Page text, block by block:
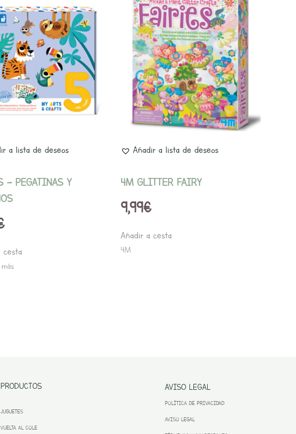
a lista de deseos
– PEGATINAS Y
cesta
Añadir a lista de deseos
4M GLITTER FAIRY
9,99€
Añadir a cesta
4M
PRODUCTOS
JUGUETES
VUELTA AL COLE
AVISO LEGAL
POLÍTICA DE PRIVACIDAD
AVISO LEGAL